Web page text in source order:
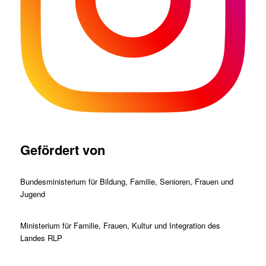
Gefördert von
Bundesministerium für Bildung, Familie, Senioren, Frauen und
Jugend
Ministerium für Familie, Frauen, Kultur und Integration des
Landes RLP